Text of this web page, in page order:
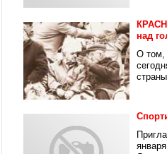
над
О том,